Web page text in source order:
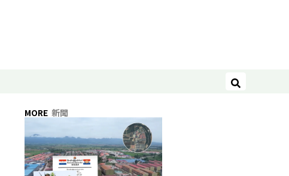
搜尋
MORE 新聞